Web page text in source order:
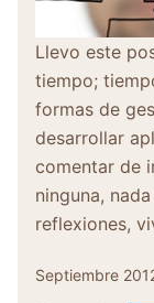
Llevo este
tiempo;
formas de
desarrollar
comentar de
ninguna,
reflexiones,
Septiembre